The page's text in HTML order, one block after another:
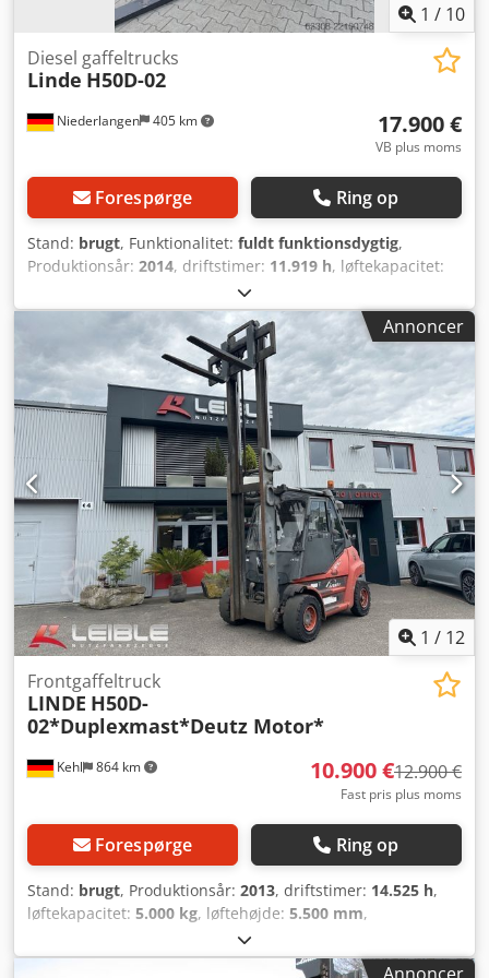
1 / 10
Niederlangen 405 km
Diesel gaffeltrucks
Linde H50D-02
17.900 €
VB plus moms
Forespørge Ring op
Stand: brugt, Funktionalitet: fuldt funktionsdygtig,
Produktionsår: 2014, driftstimer: 11.919 h, løftekapacitet:
5.360 mm
mastetype:triplex, drivtype:Diesel, Diesel gaffeltruck
Masttype: Triplex Stand: Klar til brug og fuldt
funktionsdygtig Cedpfxjzcr Epe Ag Hjha Teknisk stand: god
Sideskifter, gaflerjustering, 3. ventil, 4. ventil,
varmeapparat, partikelfilter, fuldkabine, klimaanlæg,
Annoncer
1 / 12
Kehl 864 km
Frontgaffeltruck
LINDE H50D-
02*Duplexmast*Deutz Motor*
10.900 €12.900 €
Fast pris plus moms
Forespørge Ring op
Stand: brugt, Produktionsår: 2013, driftstimer: 14.525 h,
løftekapacitet: 5.000 kg, løftehøjde: 5.500 mm,
, bygningshøjde:
geartype:automatisk, Udstyr:hovedbeskytter, kabine,